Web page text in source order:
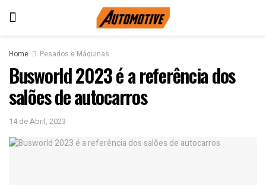
Home Pesados e Máquinas
Busworld 2023 é a referência dos
salões de autocarros
14 de Abril, 2023